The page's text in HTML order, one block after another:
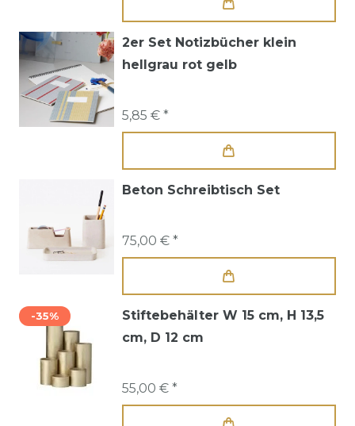
2er Set Notizbücher klein
hellgrau rot gelb
5,85 € *
Beton Schreibtisch Set
75,00 € *
-35%
Stiftebehälter W 15 cm, H 13,5
cm, D 12 cm
55,00 € *